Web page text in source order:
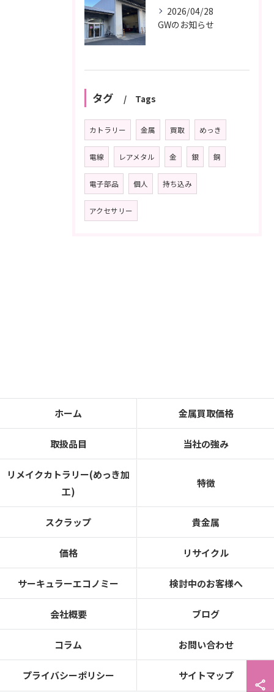
2026/04/28
GWのお知らせ
タグ Tags
カトラリー 金属 買取 めっき
電線 レアメタル 金 銀 銅
電子部品 個人 持ち込み
アクセサリー
ホーム 金属買取価格
取扱品目 当社の強み
リメイクカトラリー(めっき加
工)
特徴
スクラップ 貴金属
価格 リサイクル
サーキュラーエコノミー 検討中のお客様へ
会社概要 ブログ
コラム お問い合わせ
プライバシーポリシー サイトマップ